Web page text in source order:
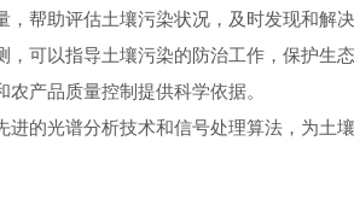
助评估土壤污染状况，及时发现和解决
以指导土壤污染的防治工作，保护生态
产品质量控制提供科学依据。
光谱分析技术和信号处理算法，为土